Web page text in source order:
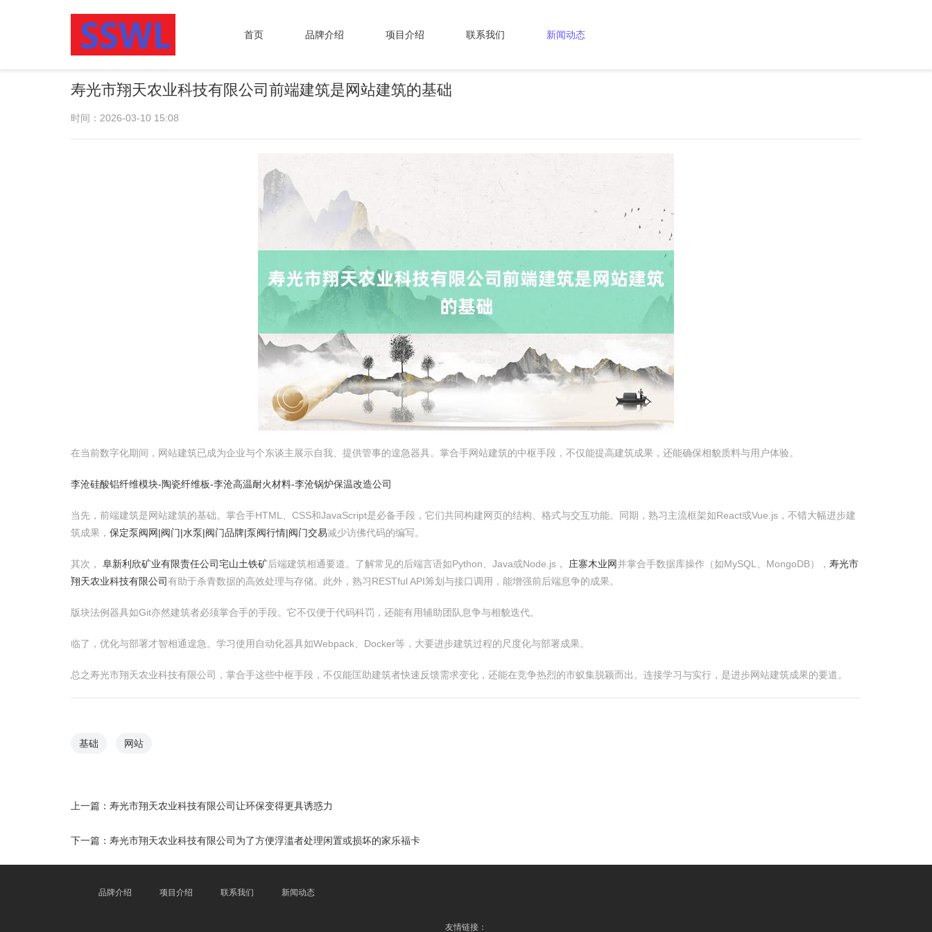
首页 品牌介绍 项目介绍 联系我们 新闻动态
寿光市翔天农业科技有限公司前端建筑是网站建筑的基础
时间：2026-03-10 15:08
在当前数字化期间，网站建筑已成为企业与个东谈主展示自我、提供管事的遑急器具。掌合手网站建筑的中枢手段，不仅能提高建筑成果，还能确保相貌质料与用户体验。
李沧硅酸铝纤维模块-陶瓷纤维板-李沧高温耐火材料-李沧锅炉保温改造公司
当先，前端建筑是网站建筑的基础。掌合手HTML、CSS和JavaScript是必备手段，它们共同构建网页的结构、格式与交互功能。同期，熟习主流框架如React或Vue.js，不错大幅进步建
筑成果， 保定泵阀网|阀门|水泵|阀门品牌|泵阀行情|阀门交易减少访佛代码的编写。
其次， 阜新利欣矿业有限责任公司宅山土铁矿后端建筑相通要道。了解常见的后端言语如Python、Java或Node.js， 庄寨木业网并掌合手数据库操作（如MySQL、MongoDB）， 寿光市
翔天农业科技有限公司有助于杀青数据的高效处理与存储。此外，熟习RESTful API筹划与接口调用，能增强前后端息争的成果。
版块法例器具如Git亦然建筑者必须掌合手的手段。它不仅便于代码科罚，还能有用辅助团队息争与相貌迭代。
临了，优化与部署才智相通遑急。学习使用自动化器具如Webpack、Docker等，大要进步建筑过程的尺度化与部署成果。
总之寿光市翔天农业科技有限公司，掌合手这些中枢手段，不仅能匡助建筑者快速反馈需求变化，还能在竞争热烈的市蚁集脱颖而出。连接学习与实行，是进步网站建筑成果的要道。
基础 网站
上一篇： 寿光市翔天农业科技有限公司让环保变得更具诱惑力
下一篇： 寿光市翔天农业科技有限公司为了方便浮滥者处理闲置或损坏的家乐福卡
品牌介绍 项目介绍 联系我们 新闻动态
友情链接：